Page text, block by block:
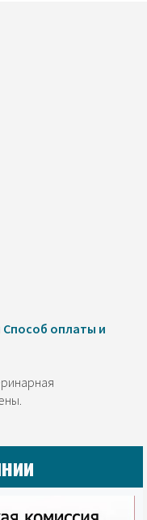
Cпособ оплаты и